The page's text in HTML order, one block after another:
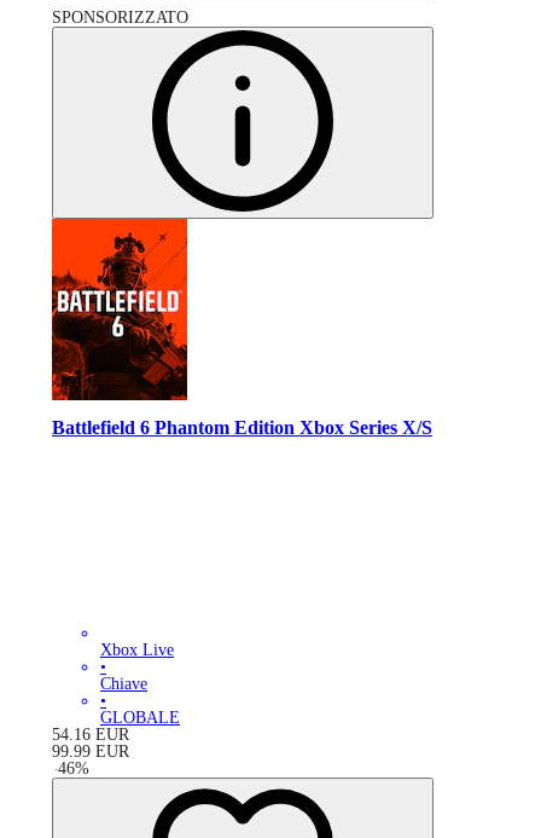
SPONSORIZZATO
Battlefield 6 Phantom Edition Xbox Series X/S
Xbox Live
•
Chiave
•
GLOBALE
54.16 EUR
99.99 EUR
-46%